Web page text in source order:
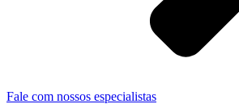
Fale com nossos especialistas